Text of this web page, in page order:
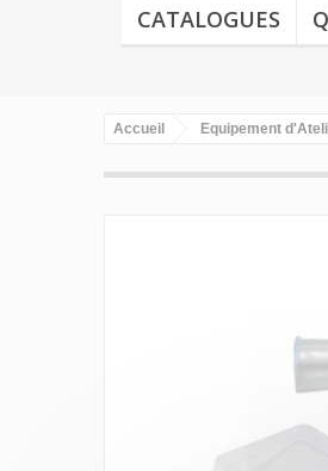
CATALOGUES
Accueil Equipement